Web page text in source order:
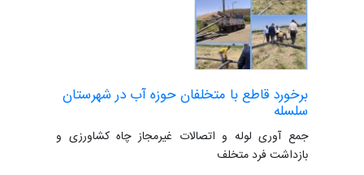
برخورد قاطع با متخلفان حوزه آب در شهرستان
سلسله
جمع آوری لوله و اتصالات غیرمجاز چاه کشاورزی و
بازداشت فرد متخلف